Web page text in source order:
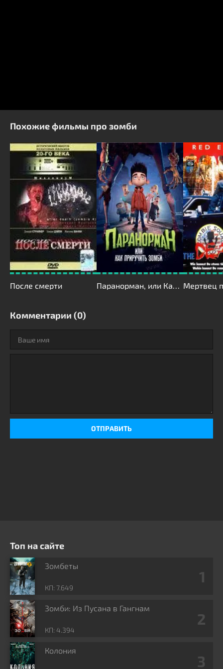
Похожие фильмы про зомби
После смерти Мертвец
Комментарии (0)
ОТПРАВИТЬ
Топ на сайте
Зомбеты
КП: 7.649
Зомби: Из Пусана в Гангнам
КП: 4.394
Колония